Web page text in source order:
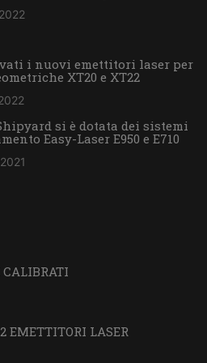
i nuovi emettitori laser per
XT20 e XT22
si è dotata dei sistemi
Easy-Laser E950 e E710
CALIBRATI
EMETTITORI LASER